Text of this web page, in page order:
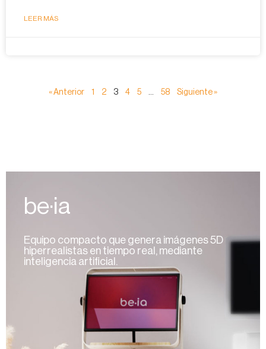
LEER MÁS
« Anterior 1 2 3 4 5 … 58 Siguiente »
be·ia
Equipo compacto que genera imágenes 5D
hiperrealistas en tiempo real, mediante
inteligencia artificial.